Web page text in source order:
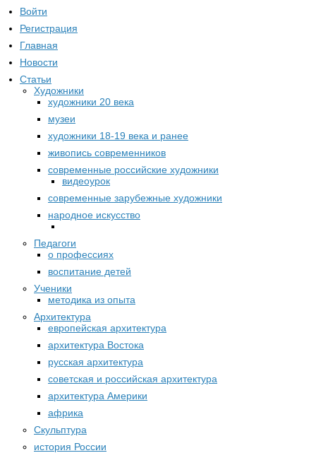
Войти
Регистрация
Главная
Новости
Статьи
Художники
художники 20 века
музеи
художники 18-19 века и ранее
живопись современников
современные российские художники
видеоурок
современные зарубежные художники
народное искусство
Педагоги
о профессиях
воспитание детей
Ученики
методика из опыта
Архитектура
европейская архитектура
архитектура Востока
русская архитектура
советская и российская архитектура
архитектура Америки
африка
Скульптура
история России